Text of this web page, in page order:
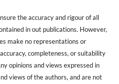
the accuracy and rigour of all
in out publications. However,
make no representations or
completeness, or suitability
opinions and views expressed in
views of the authors, and are not